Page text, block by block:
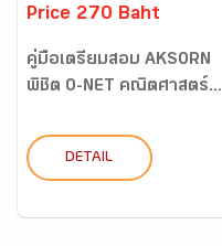
Price 270 Baht
คู่มือเตรียมสอบ AKSORN
พิชิต O-NET คณิตศาสตร์...
DETAIL